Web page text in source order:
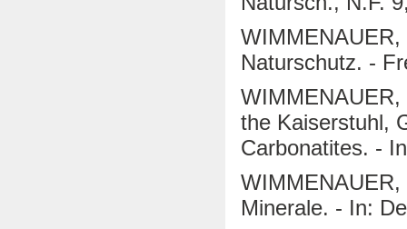
Naturschutz. -
the Kaiserstuhl,
Carbonatites. -
Minerale. - In: